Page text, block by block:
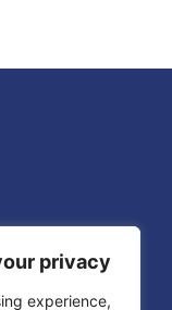
privacy
experience,